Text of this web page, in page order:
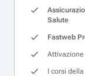
Salute
Fastweb
Attivazione
I corsi